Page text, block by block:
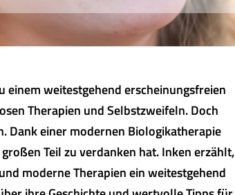
einem weitestgehend erscheinungsfreien
Therapien und Selbstzweifeln. Doch
Dank einer modernen Biologikatherapie
Teil zu verdanken hat. Inken erzählt,
moderne Therapien ein weitestgehend